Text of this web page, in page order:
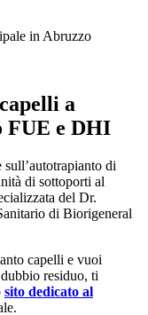
in Abruzzo
a
FUE e DHI
di
di sottoporti al
del Dr.
di Biorigeneral
capelli e vuoi
residuo, ti
sito dedicato al